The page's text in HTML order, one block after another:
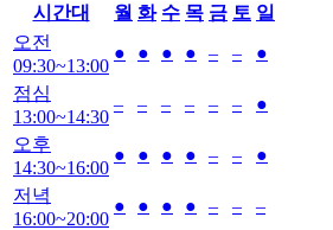
시간대 월 화 수 목 금 토 일
오전
09:30~13:00
● ● ● ● – –
●
점심
13:00~14:30
– – – – – –
●
오후
14:30~16:00
● ● ● ● – –
●
저녁
16:00~20:00
● ● ● ● – – –